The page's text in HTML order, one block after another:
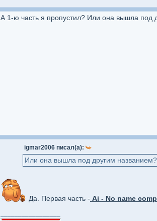
А 1-ю часть я пропустил? Или она вышла под
igmar2006 писал(а):
Или она вышла под другим названием?
Да. Первая часть - Ai - No name